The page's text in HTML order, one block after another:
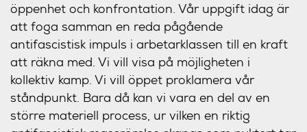
öppenhet och konfrontation. Vår uppgift idag är
att foga samman en reda pågående
antifascistisk impuls i arbetarklassen till en kraft
att räkna med. Vi vill visa på möjligheten i
kollektiv kamp. Vi vill öppet proklamera vår
ståndpunkt. Bara då kan vi vara en del av en
större materiell process, ur vilken en riktig